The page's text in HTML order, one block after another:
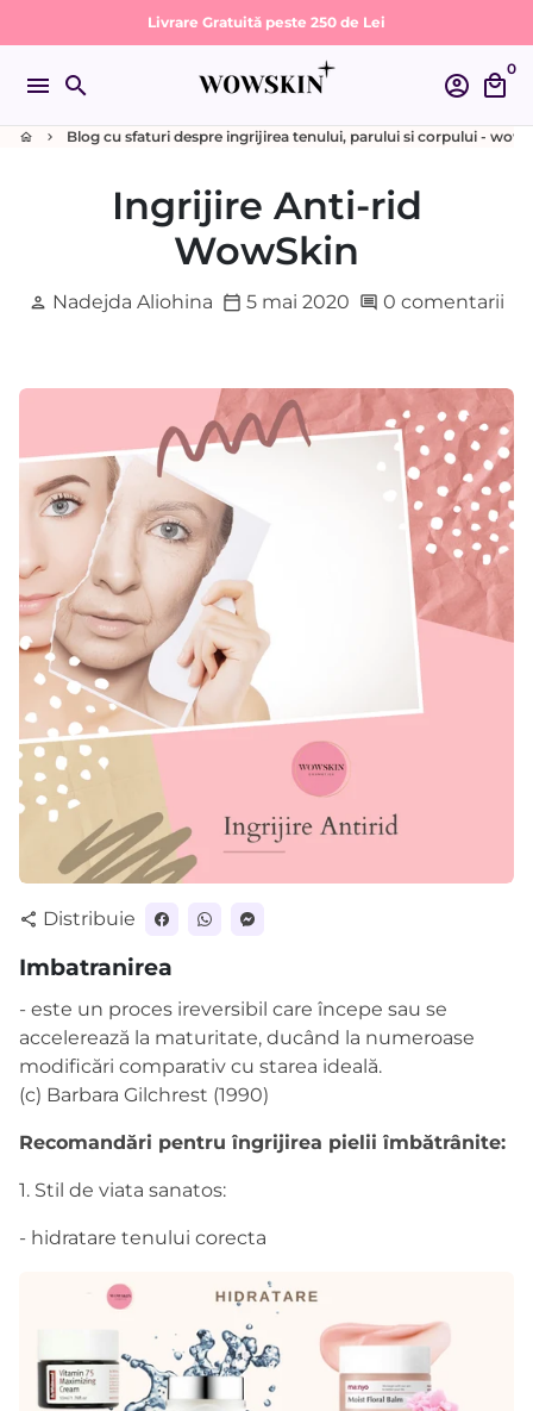
la
conținut
🚚 Livrare Rapidă | 24-48 de ore lucrătoare 🚚
menu search account_circle local_mall
0
home keyboard_arrow_right Blog cu sfaturi despre ingrijirea tenului, parului si corpului -
Ingrijire Anti-rid
WowSkin
person Nadejda Aliohina calendar_today 5 mai 2020 comment 0 comentarii
share Distribuie
Imbatranirea
- este un proces ireversibil care începe sau se
accelerează la maturitate, ducând la numeroase
modificări comparativ cu starea ideală.
(c) Barbara Gilchrest (1990)
Recomandări pentru îngrijirea pielii îmbătrânite:
1. Stil de viata sanatos:
- hidratare tenului corecta